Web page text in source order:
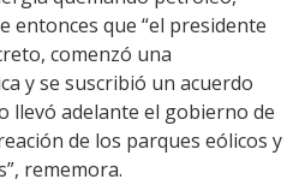
entonces que “el presidente
comenzó una
y se suscribió un acuerdo
llevó adelante el gobierno de
de los parques eólicos y
rememora.